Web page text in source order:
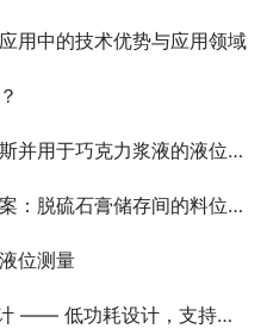
用中的技术优势与应用领域
用于巧克力浆液的液位控制
硫石膏储存间的料位开关选型
位测量
支持外接太阳能供电的远程测量方案